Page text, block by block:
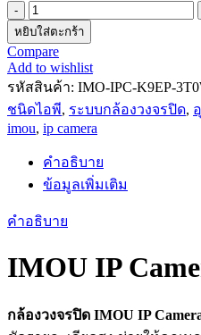
หยิบใส่ตะกร้า
Compare
Add to wishlist
รหัสสินค้า: IMO-IPC-K9EP-
ชนิดไอพี, ระบบกล้องวงจรปิด,
imou, ip camera
คำอธิบาย
ข้อมูลเพิ่มเติม
คำอธิบาย
IMOU IP
กล้องวงจรปิด IMOU IP